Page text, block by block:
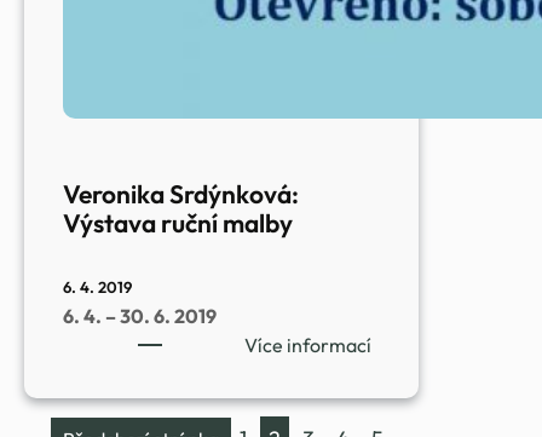
Veronika Srdýnková:
Výstava ruční malby
6. 4. 2019
6. 4. – 30. 6. 2019
Více informací
Srdýnková:
Výstava